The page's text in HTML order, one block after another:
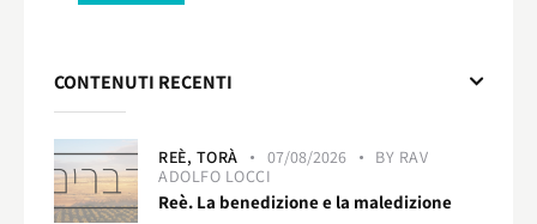
CONTENUTI RECENTI
REÈ, TORÀ 07/08/2026 BY RAV
ADOLFO LOCCI
Reè. La benedizione e la maledizione